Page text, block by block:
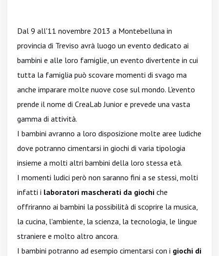
Dal 9 all'11 novembre 2013 a Montebelluna in
provincia di Treviso avrà luogo un evento dedicato ai
bambini e alle loro famiglie, un evento divertente in cui
tutta la famiglia può scovare momenti di svago ma
anche imparare molte nuove cose sul mondo. L'evento
prende il nome di CreaLab Junior e prevede una vasta
gamma di attività.
I bambini avranno a loro disposizione molte aree ludiche
dove potranno cimentarsi in giochi di varia tipologia
insieme a molti altri bambini della loro stessa età.
I momenti ludici però non saranno fini a se stessi, molti
infatti i laboratori mascherati da giochi che
offriranno ai bambini la possibilità di scoprire la musica,
la cucina, l'ambiente, la scienza, la tecnologia, le lingue
straniere e molto altro ancora.
I bambini potranno ad esempio cimentarsi con i giochi di